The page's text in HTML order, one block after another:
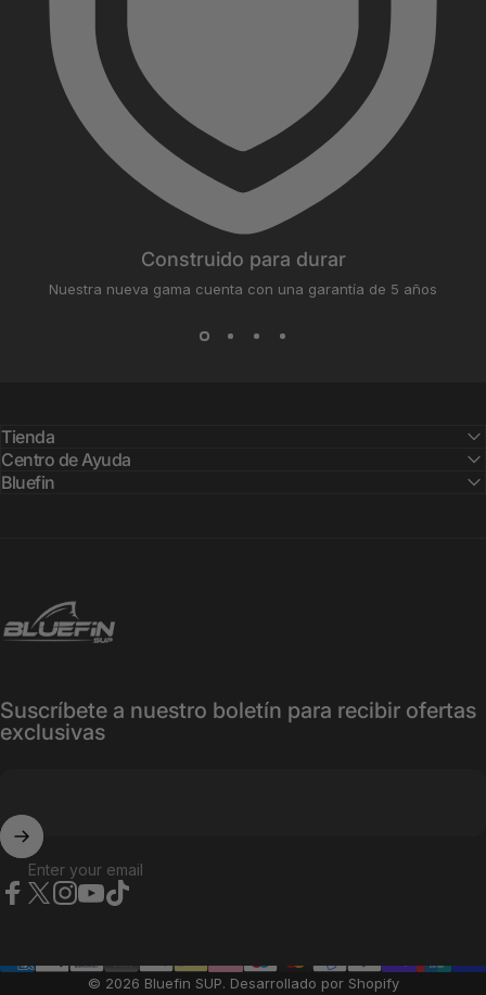
Construido para durar
Nuestra nueva gama cuenta con una garantía de 5 años
Tienda
Centro de Ayuda
Bluefin
Bluefin SUP
Suscríbete a nuestro boletín para recibir ofertas
exclusivas
Enter your email
© 2026 Bluefin SUP. Desarrollado por Shopify